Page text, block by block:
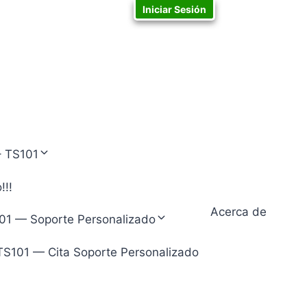
TS101
— Soporte Personalizado
— Cita Soporte Personalizado
Acerca de
Iniciar Sesión